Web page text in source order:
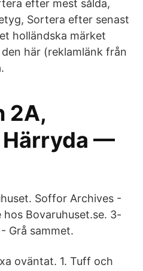
efter mest sålda,
Sortera efter senast
holländska märket
här (reklamlänk från
2A,
Härryda —
Soffor Archives -
Bovaruhuset.se. 3-
Grå sammet.
oväntat. 1. Tuff och